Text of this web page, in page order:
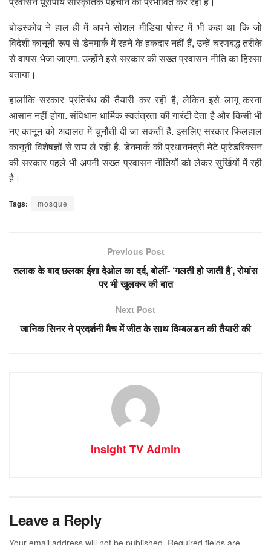
बोडस्कोव ने हाल ही में अपने सोशल मीडिया पोस्ट में भी कहा था कि जो
विदेशी कानूनी रूप से डेनमार्क में रहने के हकदार नहीं हैं, उन्हें चरणबद्ध तरीके
से वापस भेजा जाएगा. उन्होंने इसे सरकार की सख्त प्रवासन नीति का हिस्सा
बताया।
हालांकि सरकार प्रतिबंध की तैयारी कर रही है, लेकिन इसे लागू करना
आसान नहीं होगा. संविधान धार्मिक स्वतंत्रता की गारंटी देता है और किसी भी
नए कानून को अदालत में चुनौती दी जा सकती है. इसलिए सरकार फिलहाल
कानूनी विशेषज्ञों से राय ले रही है. डेनमार्क की प्रधानमंत्री मेटे फ्रेडरिक्सन
की सरकार पहले भी अपनी सख्त प्रवासन नीतियों को लेकर सुर्खियों में रही
है।
Tags: mosque
Previous Post
तलाक के बाद छलका ईशा देओल का दर्द, बोलीं- ‘गलती हो जाती है’, रोमांस
पर भी खुलकर की बात
Next Post
जानिक सिनर ने प्रदर्शनी मैच में जीत के साथ विम्बलडन की तैयारी की
Insight TV Admin
Leave a Reply
Your email address will not be published. Required fields are